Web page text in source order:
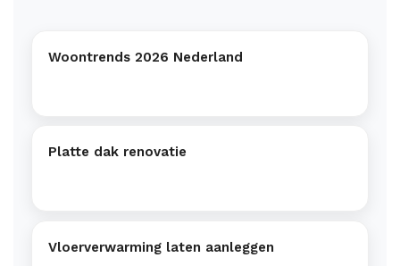
Woontrends 2026 Nederland
Platte dak renovatie
Vloerverwarming laten aanleggen